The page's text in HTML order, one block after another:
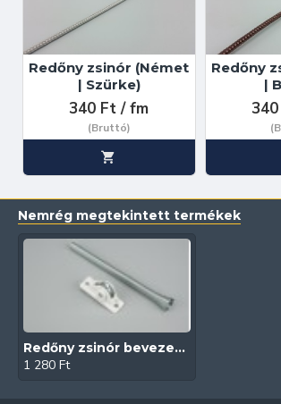
Redőny zsinór (Német
| Szürke)
340 Ft / fm
(Bruttó)
Redőny
|
Nemrég megtekintett termékek
Redőny zsinór bevezető rugóval (Műanyag/Fém görgővel)
1 280 Ft